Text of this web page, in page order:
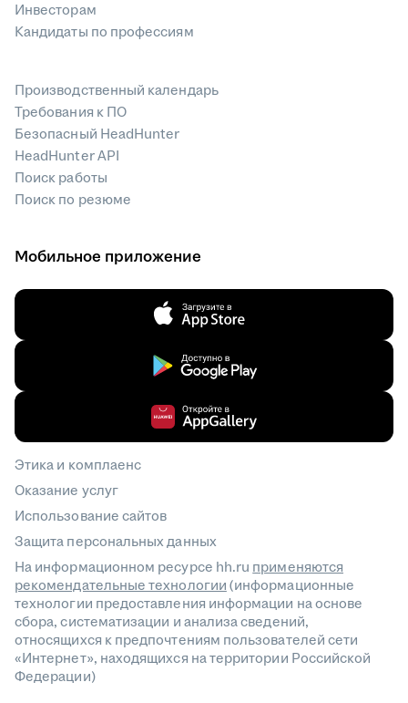
Инвесторам
Кандидаты по профессиям
Производственный календарь
Требования к ПО
Безопасный HeadHunter
HeadHunter API
Поиск работы
Поиск по резюме
Мобильное приложение
Этика и комплаенс
Оказание услуг
Использование сайтов
Защита персональных данных
На информационном ресурсе hh.ru применяются
рекомендательные технологии(информационные
технологии предоставления информации на основе
сбора, систематизации и анализа сведений,
относящихся к предпочтениям пользователей сети
«Интернет», находящихся на территории Российской
Федерации)